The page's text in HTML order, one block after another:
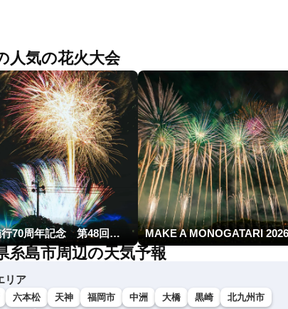
人気の花火大会
町制施行70周年記念 第48回南種子町ロケット祭 MAKE A MONOGATARI 2026
糸島市周辺の天気予報
リア
六本松 天神 福岡市 中洲 大橋 黒崎 北九州市